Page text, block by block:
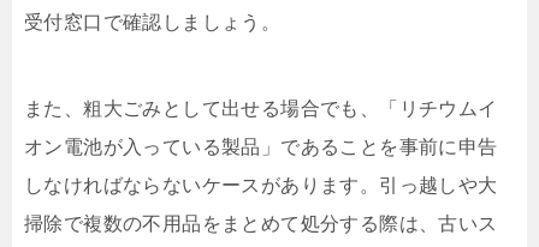
受付窓口で確認しましょう。
また、粗大ごみとして出せる場合でも、「リチウムイ
オン電池が入っている製品」であることを事前に申告
しなければならないケースがあります。引っ越しや大
掃除で複数の不用品をまとめて処分する際は、古いス